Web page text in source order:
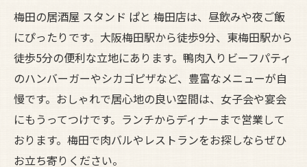
梅田の居酒屋 スタンド ぱと 梅田店は、昼飲みや夜ご飯
にぴったりです。大阪梅田駅から徒歩9分、東梅田駅から
徒歩5分の便利な立地にあります。鴨肉入りビーフパティ
のハンバーガーやシカゴピザなど、豊富なメニューが自
慢です。おしゃれで居心地の良い空間は、女子会や宴会
にもうってつけです。ランチからディナーまで営業して
おります。梅田で肉バルやレストランをお探しならぜひ
お立ち寄りください。